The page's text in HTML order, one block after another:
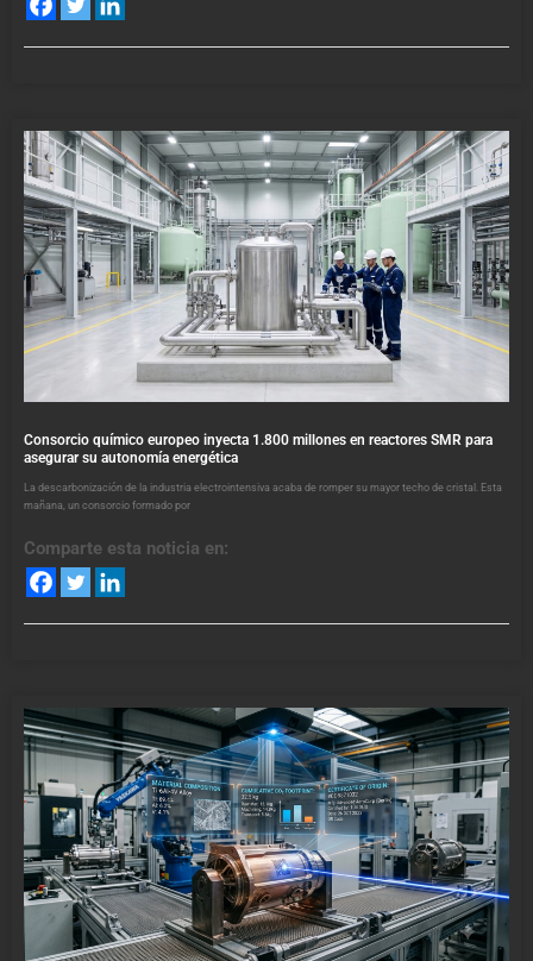
Consorcio químico europeo inyecta 1.800 millones en reactores SMR para
asegurar su autonomía energética
La descarbonización de la industria electrointensiva acaba de romper su mayor techo de cristal. Esta
mañana, un consorcio formado por
Comparte esta noticia en: